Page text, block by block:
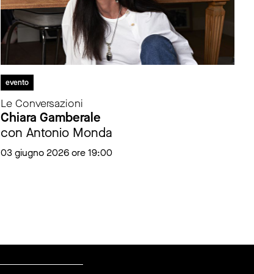
evento
Le Conversazioni
Chiara Gamberale
con Antonio Monda
03 giugno 2026 ore 19:00